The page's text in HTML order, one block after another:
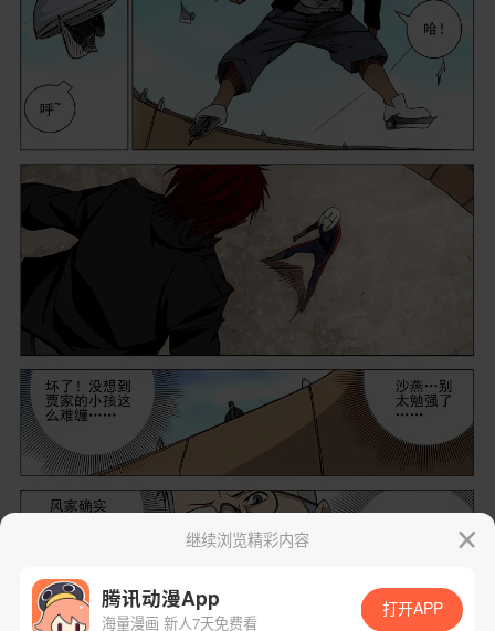
继续浏览精彩内容
腾讯动漫App
海量漫画 新人7天免费看
打开APP